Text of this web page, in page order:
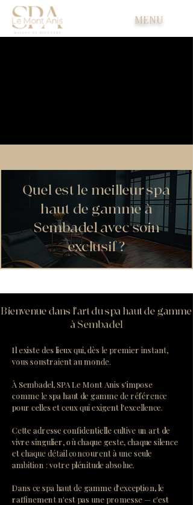
MENU
Quel est le meilleur spa
haut de gamme à
Sembadel avec soin
exclusif ?
Bienvenue dans l'art du spa haut de gamme
à Sembadel
Il existe des lieux qui, dès le premier instant,
vous soustraient au monde.
À Sembadel, SPA Le Mont Anis s'impose
comme le spa haut de gamme de référence
pour celles et ceux qui exigent l'excellence.
Cette adresse confidentielle cultive un art de
vivre singulier, où chaque geste, chaque silence
et chaque détail concourent à une seule
ambition : votre plénitude absolue.
Dans ce spa haut de gamme d'exception, le
raffinement n'est pas une promesse — c'est